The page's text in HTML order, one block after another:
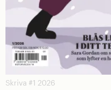
Skriva #1 2026